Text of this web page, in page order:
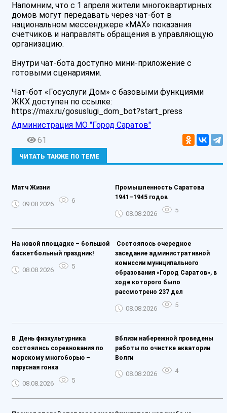
Напомним, что с 1 апреля жители многоквартирных
домов могут передавать через чат-бот в
национальном мессенджере «МАХ» показания
счетчиков и направлять обращения в управляющую
организацию.
Внутри чат-бота доступно мини-приложение с
готовыми сценариями.
️Чат-бот «Госуслуги Дом» с базовыми функциями
ЖКХ доступен по ссылке:
https://max.ru/gosuslugi_dom_bot?start_press
Администрация МО "Город Саратов"
61
ЧИТАТЬ ТАКЖЕ ПО ТЕМЕ
Матч Жизни️
09.08.2026 6
Промышленность Саратова
1941–1945 годов
08.08.2026 5
На новой площадке – большой
баскетбольный праздник!
08.08.2026 5
️ Состоялось очередное
заседание административной
комиссии муниципального
образования «Город Саратов», в
ходе которого было
рассмотрено 237 дел
08.08.2026 5
️В День физкультурника
состоялись соревнования по
морскому многоборью –
парусная гонка
08.08.2026 5
Вблизи набережной проведены
работы по очистке акватории
Волги
08.08.2026 4